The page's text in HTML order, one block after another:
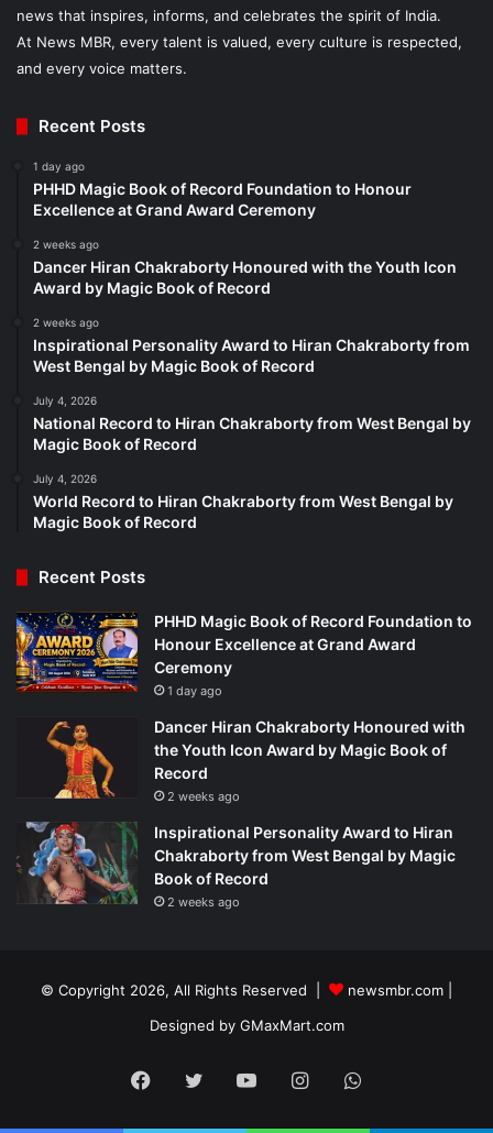
news that inspires, informs, and celebrates the spirit of India.
At News MBR, every talent is valued, every culture is respected,
and every voice matters.
Recent Posts
1 day ago
PHHD Magic Book of Record Foundation to Honour
Excellence at Grand Award Ceremony
2 weeks ago
Dancer Hiran Chakraborty Honoured with the Youth Icon
Award by Magic Book of Record
2 weeks ago
Inspirational Personality Award to Hiran Chakraborty from
West Bengal by Magic Book of Record
July 4, 2026
National Record to Hiran Chakraborty from West Bengal by
Magic Book of Record
July 4, 2026
World Record to Hiran Chakraborty from West Bengal by
Magic Book of Record
Recent Posts
PHHD Magic Book of Record Foundation to
Honour Excellence at Grand Award
Ceremony
1 day ago
Dancer Hiran Chakraborty Honoured with
the Youth Icon Award by Magic Book of
Record
2 weeks ago
Inspirational Personality Award to Hiran
Chakraborty from West Bengal by Magic
Book of Record
2 weeks ago
© Copyright 2026, All Rights Reserved |
newsmbr.com |
Designed by GMaxMart.com
Facebook
TwitterYouTubeInstagramWhatsApp